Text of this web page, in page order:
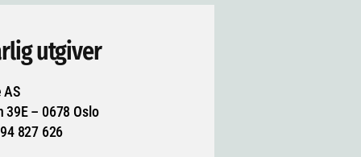
utgiver
AS
39E – 0678 Oslo
827 626